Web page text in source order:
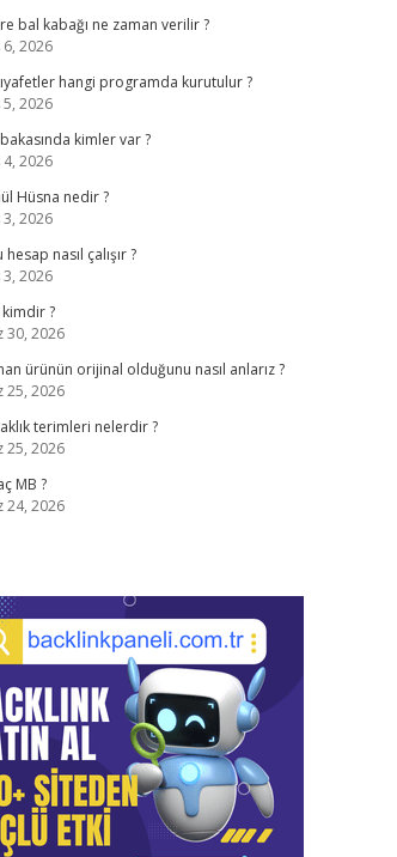
bal kabağı ne zaman verilir ?
2026
hangi programda kurutulur ?
2026
kimler var ?
2026
Hüsna nedir ?
2026
nasıl çalışır ?
2026
?
30, 2026
ürünün orijinal olduğunu nasıl anlarız ?
25, 2026
terimleri nelerdir ?
25, 2026
MB ?
24, 2026